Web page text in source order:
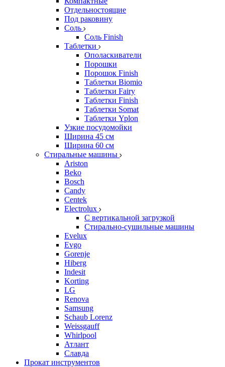
Отдельностоящие
Под раковину
Соль
Соль Finish
Таблетки
Ополаскиватели
Порошки
Порошок Finish
Таблетки Biomio
Таблетки Fairy
Таблетки Finish
Таблетки Somat
Таблетки Yplon
Узкие посудомойки
Ширина 45 см
Ширина 60 см
Стиральные машины
Ariston
Beko
Bosch
Candy
Centek
Electrolux
С вертикальной загрузкой
Стирально-сушильные машины
Evelux
Evgo
Gorenje
Hiberg
Indesit
Korting
LG
Renova
Samsung
Schaub Lorenz
Weissgauff
Whirlpool
Атлант
Славда
Прокат инструментов